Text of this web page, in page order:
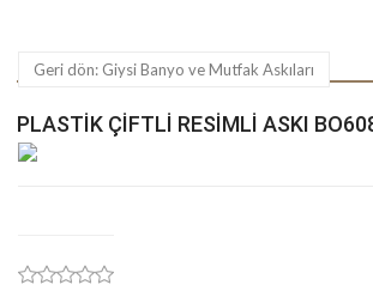
Geri dön: Giysi Banyo ve Mutfak Askıları
PLASTIK ÇIFTLI RESIMLI ASKI